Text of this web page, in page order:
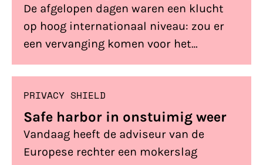
De afgelopen dagen waren een klucht
op hoog internationaal niveau: zou er
een vervanging komen voor het
getorpedeerde safe harbor of zouden de
toezichthouders gaan handhaven? En
wat een verrassing: op de dag dat er
besloten wordt over handhaving is er
een politiek akkoord: het ‘EU-US Privacy
Shield‘. Volgens ons vooral een schild
PRIVACY SHIELD
Safe harbor in onstuimig weer
Vandaag heeft de adviseur van de
Europese rechter een mokerslag